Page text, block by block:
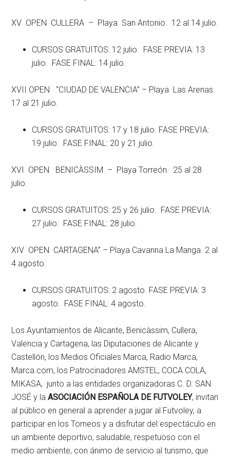
XV OPEN CULLERA – Playa San Antonio. 12 al 14 julio.
CURSOS GRATUITOS: 12 julio. FASE PREVIA: 13
julio. FASE FINAL: 14 julio.
XVII OPEN “CIUDAD DE VALENCIA” – Playa Las Arenas.
17 al 21 julio.
CURSOS GRATUITOS: 17 y 18 julio. FASE PREVIA:
19 julio. FASE FINAL: 20 y 21 julio.
XVI OPEN BENICÀSSIM – Playa Torreón. 25 al 28
julio.
CURSOS GRATUITOS: 25 y 26 julio. FASE PREVIA:
27 julio. FASE FINAL: 28 julio.
XIV OPEN CARTAGENA” – Playa Cavanna La Manga. 2 al
4 agosto.
CURSOS GRATUITOS: 2 agosto. FASE PREVIA: 3
agosto. FASE FINAL: 4 agosto.
Los Ayuntamientos de Alicante, Benicàssim, Cullera,
Valencia y Cartagena, las Diputaciones de Alicante y
Castellón, los Medios Oficiales Marca, Radio Marca,
Marca.com, los Patrocinadores AMSTEL, COCA COLA,
MIKASA, junto a las entidades organizadoras C. D. SAN
JOSÉ y laASOCIACIÓN ESPAÑOLA DE FUTVOLEY, invitan
al público en general a aprender a jugar al Futvoley, a
participar en los Torneos y a disfrutar del espectáculo en
un ambiente deportivo, saludable, respetuoso con el
medio ambiente, con ánimo de servicio al turismo, que